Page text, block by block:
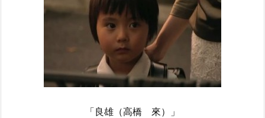
「良雄（高橋 來）」